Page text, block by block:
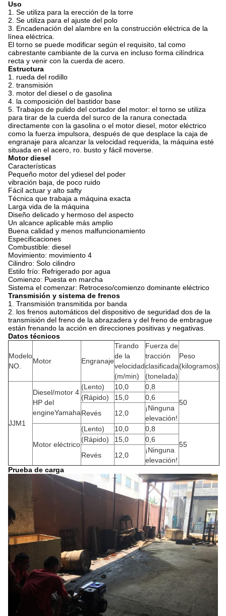
Uso
1. Se utiliza para la erección de la torre
2. Se utiliza para el ajuste del polo
3. Encadenación del alambre en la construcción eléctrica de la
línea eléctrica.
El torno se puede modificar según el requisito, tal como
cabrestante cambiante de la curva en incluso forma cilíndrica
recta y venir con la cuerda de acero.
Estructura
1. rueda del rodillo
2. transmisión
3. motor del diesel o de gasolina
4. la composición del bastidor base
5. Trabajos de pulido del cortador del motor: el torno se utiliza
para tirar de la cuerda del surco de la ranura conectada
directamente con la gasolina o el motor diesel, motor eléctrico
como la fuerza impulsora, después de que desplace la caja de
engranaje para alcanzar la velocidad requerida, la máquina esté
situada en el acero, ro. busto y fácil moverse.
Motor diesel
Características
Pequeño motor del ydiesel del poder
vibración baja, de poco ruido
Fácil actuar y alto safty
Técnica que trabaja a máquina exacta
Larga vida de la máquina
Diseño delicado y hermoso del aspecto
Un alcance aplicable más amplio
Buena calidad y menos malfuncionamiento
Especificaciones
Combustible: diesel
Movimiento: movimiento 4
Cilindro: Solo cilindro
Estilo frío: Refrigerado por agua
Comienzo: Puesta en marcha
Sistema el comenzar: Retroceso/comienzo dominante eléctrico
Transmisión y sistema de frenos
1. Transmisión transmitida por banda
2. los frenos automáticos del dispositivo de seguridad dos de la
transmisión del freno de la abrazadera y del freno de embrague
están frenando la acción en direcciones positivas y negativas.
Datos técnicos
Modelo
NO.
Motor Engranaje
Tirando
de la
velocidad
(m/min)
Fuerza de
tracción
clasificada
(tonelada)
Peso
(kilogramos)
JJM1
Diesel/motor 4
HP del
engineYamaha
(Lento) 10,0
0,8
50
(Rápido) 15,0
0,6
Revés
12,0
¡Ninguna
elevación!
Motor eléctrico
(Lento) 10,0
0,8
55
(Rápido) 15,0
0,6
Revés
12,0
¡Ninguna
elevación!
Prueba de carga